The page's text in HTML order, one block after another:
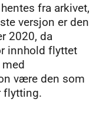
fra arkivet,
versjon er den
2020, da
innhold flyttet
være den som
flytting.